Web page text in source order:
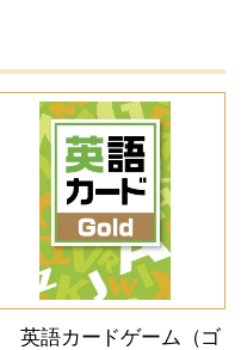
英語カードゲーム（ゴ